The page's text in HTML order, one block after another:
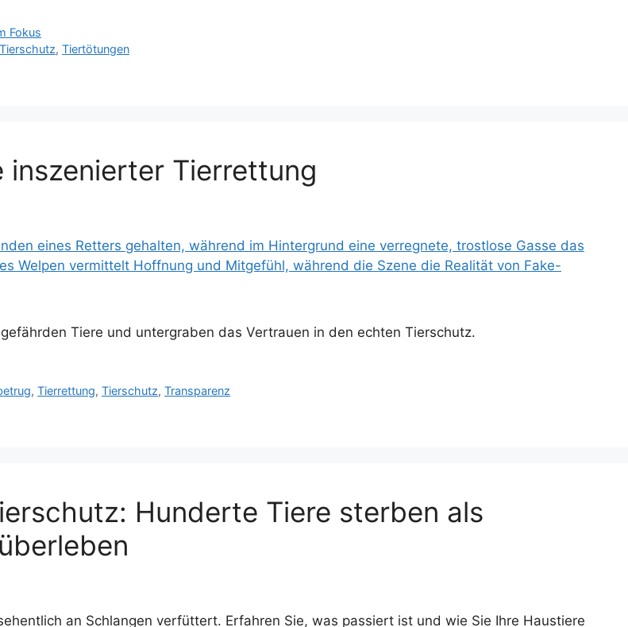
Fokus
Tierschutz,Tiertötungen
inszenierter Tierrettung
Tiere und untergraben das Vertrauen in den echten Tierschutz.
,Tierrettung,Tierschutz,Transparenz
Hunderte Tiere sterben als
an Schlangen verfüttert. Erfahren Sie, was passiert ist und wie Sie Ihre Haustiere